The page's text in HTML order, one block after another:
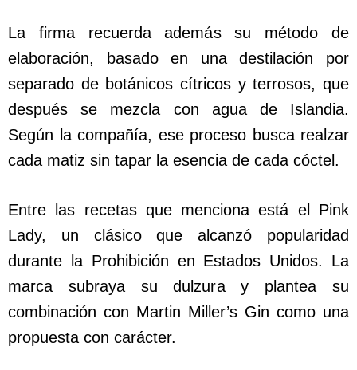
La firma recuerda además su método de
elaboración, basado en una destilación por
separado de botánicos cítricos y terrosos, que
después se mezcla con agua de Islandia.
Según la compañía, ese proceso busca realzar
cada matiz sin tapar la esencia de cada cóctel.
Entre las recetas que menciona está el Pink
Lady, un clásico que alcanzó popularidad
durante la Prohibición en Estados Unidos. La
marca subraya su dulzura y plantea su
combinación con Martin Miller’s Gin como una
propuesta con carácter.